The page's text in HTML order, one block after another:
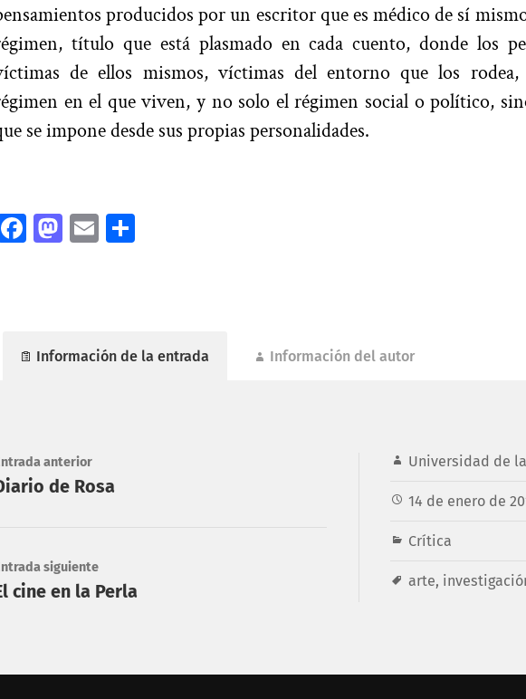
producidos por un escritor que es médico de sí
título que está plasmado en cada cuento, donde los
de ellos mismos, víctimas del entorno que los
en el que viven, y no solo el régimen social o político,
se impone desde sus propias personalidades.
Facebook
Mastodon
Email
Información de la entrada Información del autor
Universidad de
14 de enero de
Crítica
arte,
anterior
de Rosa
siguiente
cine en la Perla